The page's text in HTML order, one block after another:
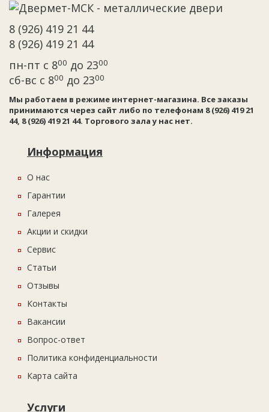
8 (926) 419 21 44
8 (926) 419 21 44
пн-пт с 800 до 2300
сб-вс с 800 до 2300
Мы работаем в режиме интернет-магазина. Все заказы
принимаются через сайт либо по телефонам 8 (926) 419 21
44, 8 (926) 419 21 44. Торгового зала у нас нет.
Информация
О нас
Гарантии
Галерея
Акции и скидки
Сервис
Статьи
Отзывы
Контакты
Вакансии
Вопрос-ответ
Политика конфиденциальности
Карта сайта
Услуги